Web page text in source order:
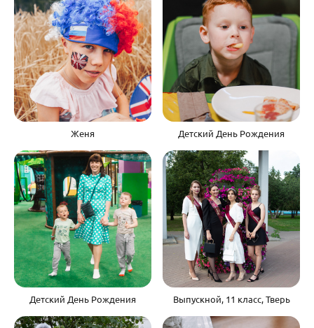
Женя Детский День Рождения
Детский День Рождения Выпускной, 11 класс, Тверь